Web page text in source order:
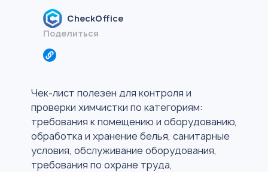
CheckOffice
Поделиться
Чек-лист полезен для контроля и
проверки химчистки по категориям:
требования к помещению и оборудованию,
обработка и хранение белья, санитарные
условия, обслуживание оборудования,
требования по охране труда,